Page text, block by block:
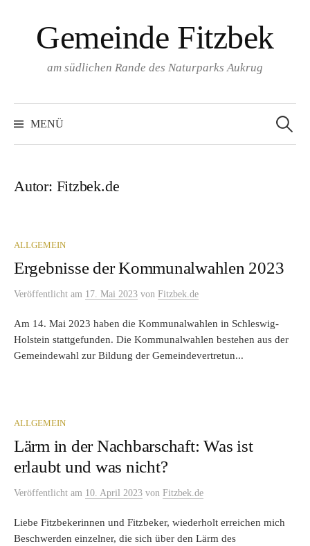
InhaltGemeinde Fitzbek
am südlichen Rande des Naturparks Aukrug
MENÜ
nach:
Autor: Fitzbek.de
ALLGEMEIN
Ergebnisse der Kommunalwahlen 2023
Veröffentlicht am 17. Mai 2023 von Fitzbek.de
Am 14. Mai 2023 haben die Kommunalwahlen in Schleswig-
Holstein stattgefunden. Die Kommunalwahlen bestehen aus der
Gemeindewahl zur Bildung der Gemeindevertretun...
ALLGEMEIN
Lärm in der Nachbarschaft: Was ist
erlaubt und was nicht?
Veröffentlicht am 10. April 2023 von Fitzbek.de
Liebe Fitzbekerinnen und Fitzbeker, wiederholt erreichen mich
Beschwerden einzelner, die sich über den Lärm des